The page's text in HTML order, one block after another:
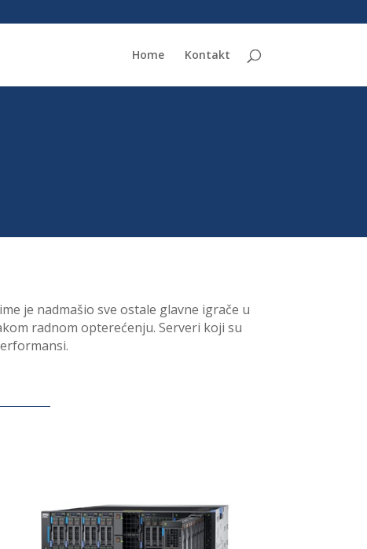
Home Kontakt
je nadmašio sve ostale glavne igrače u
radnom opterećenju. Serveri koji su